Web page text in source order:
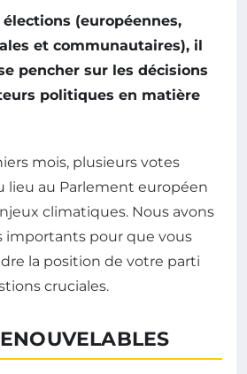
élections (européennes,
et communautaires), il
pencher sur les décisions
politiques en matière
mois, plusieurs votes
lieu au Parlement européen
climatiques. Nous avons
importants pour que vous
la position de votre parti
cruciales.